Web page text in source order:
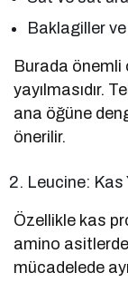
Baklagiller
Burada önemli
yayılmasıdır.
ana öğüne
önerilir.
Leucine:
Özellikle kas
amino
mücadelede